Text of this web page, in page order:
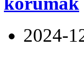
2024-